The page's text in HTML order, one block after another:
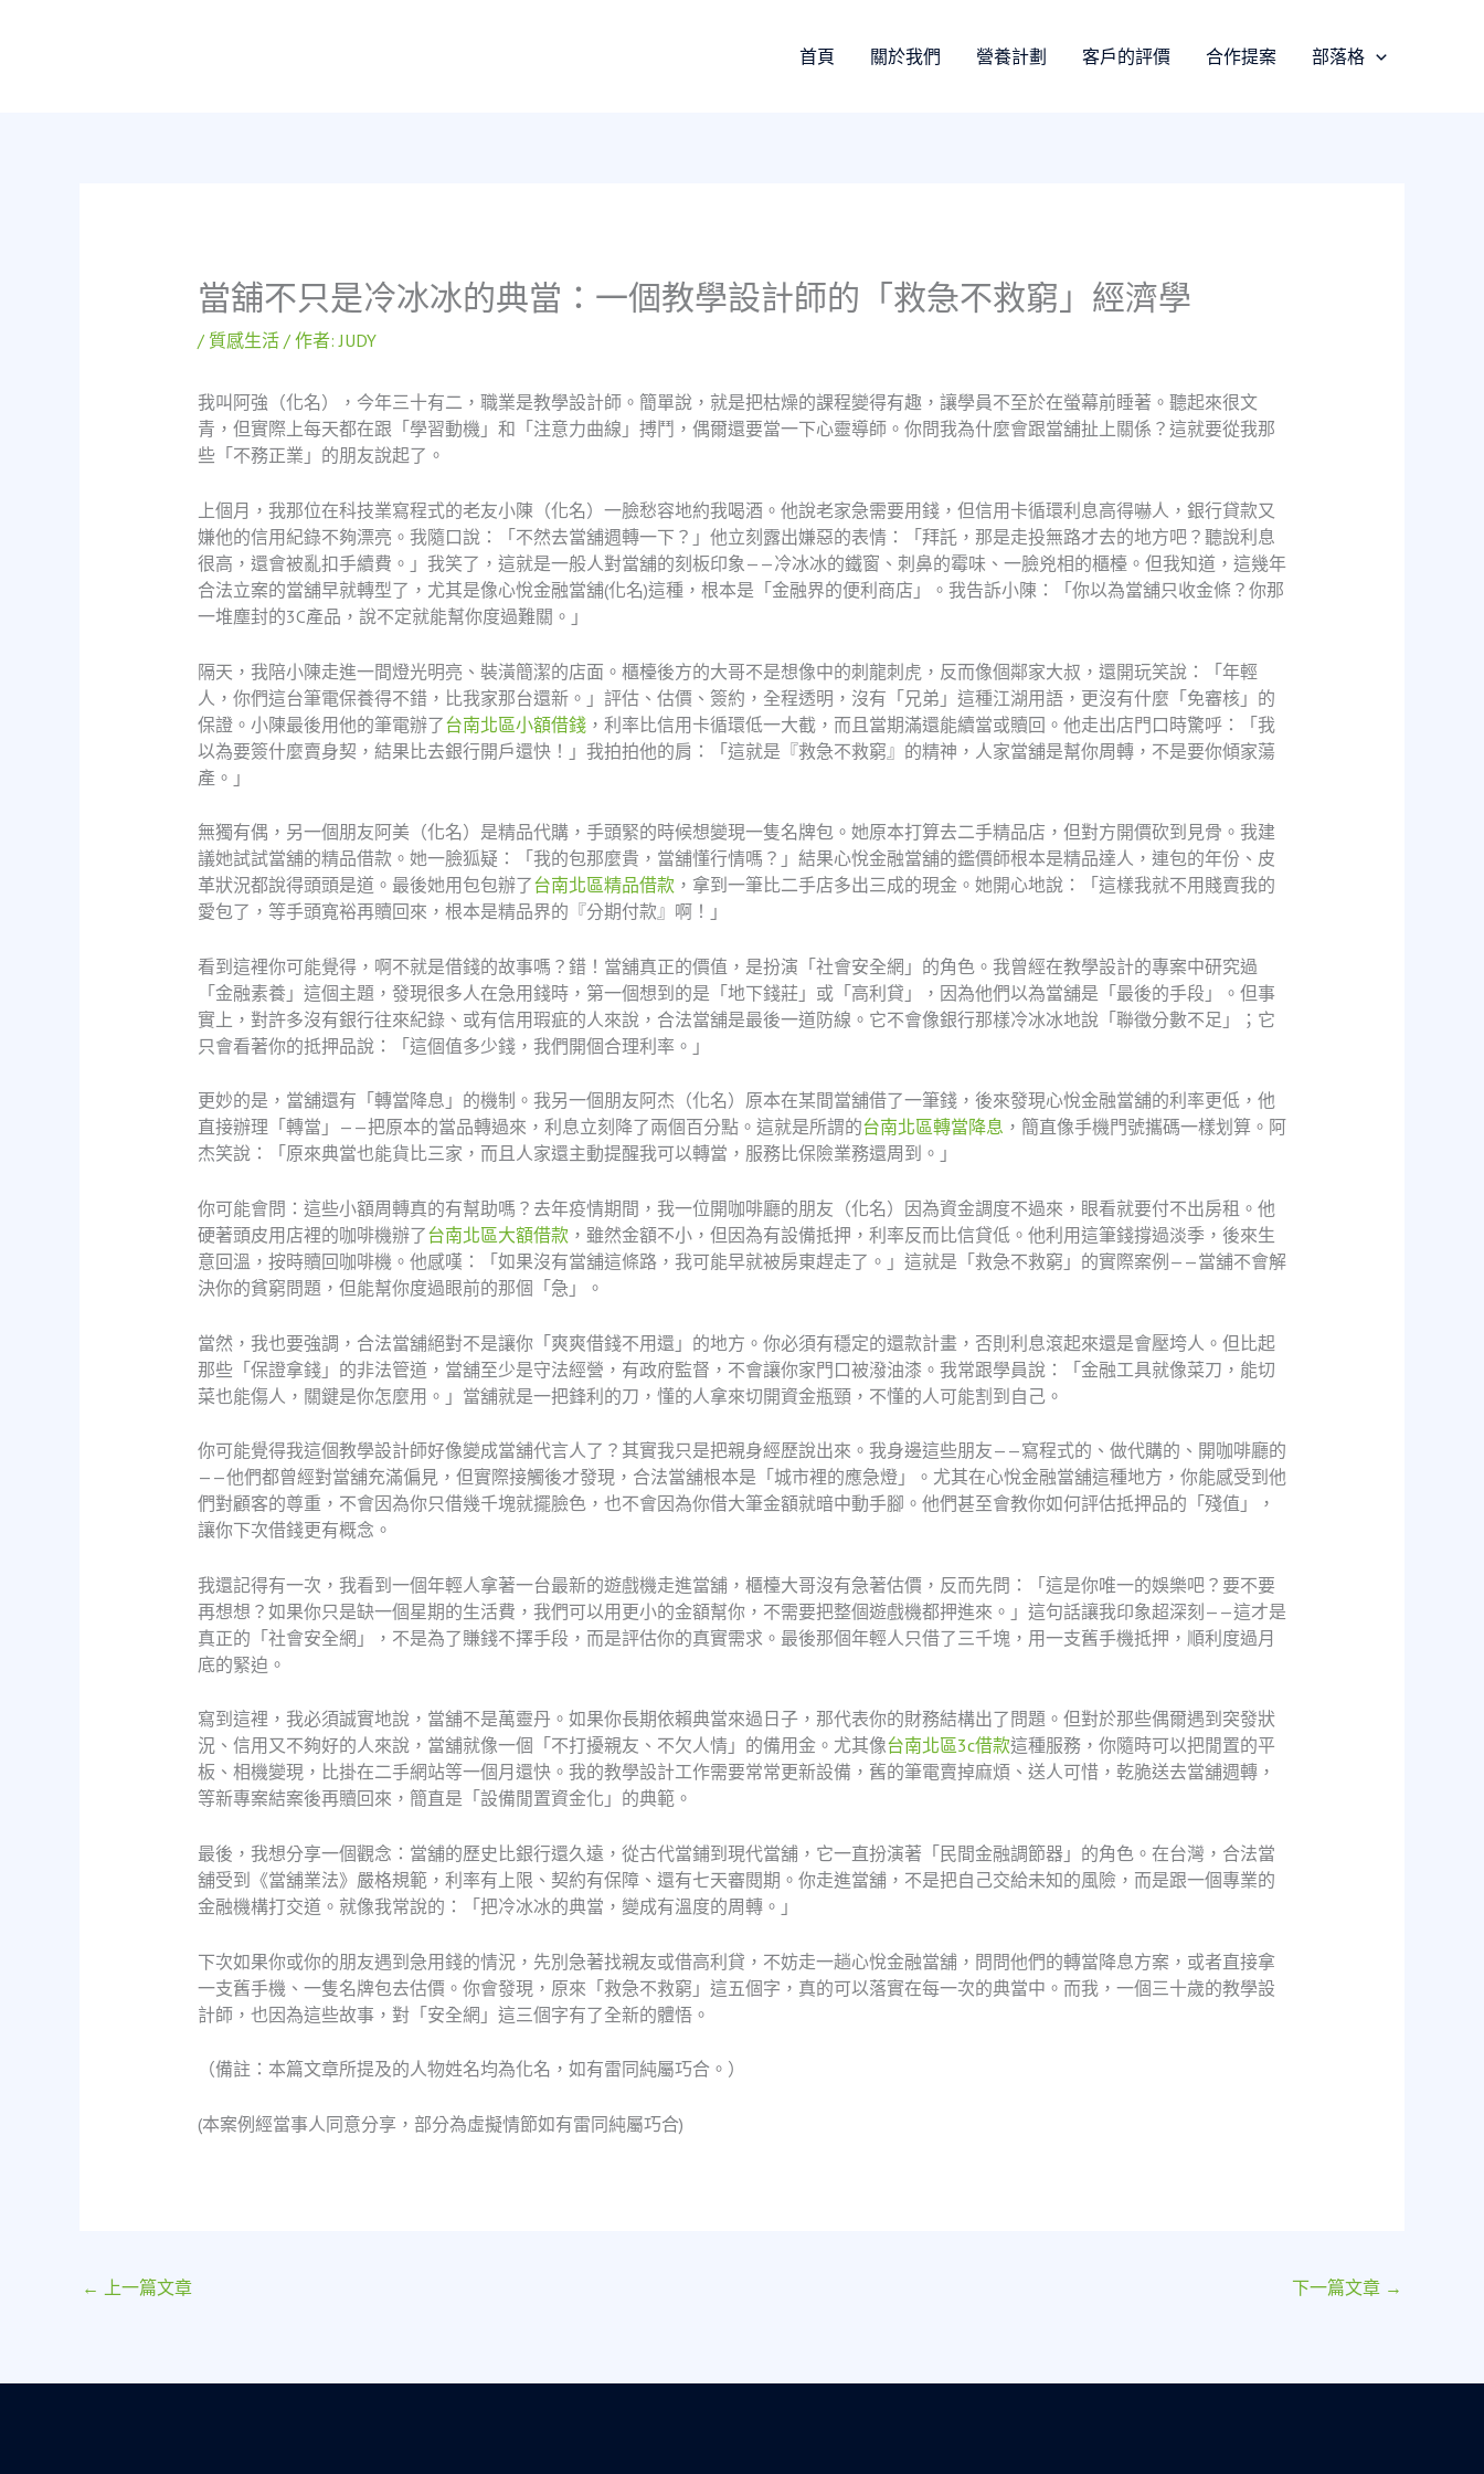
首頁 關於我們 營養計劃 客戶的評價 合作提案 部落格
當舖不只是冷冰冰的典當：一個教學設計師的「救急不救窮」經濟學
/ 質感生活/ 作者:JUDY
我叫阿強（化名），今年三十有二，職業是教學設計師。簡單說，就是把枯燥的課程變得有趣，讓學員不至於在螢幕前睡著。聽起來很文
青，但實際上每天都在跟「學習動機」和「注意力曲線」搏鬥，偶爾還要當一下心靈導師。你問我為什麼會跟當舖扯上關係？這就要從我那
些「不務正業」的朋友說起了。
上個月，我那位在科技業寫程式的老友小陳（化名）一臉愁容地約我喝酒。他說老家急需要用錢，但信用卡循環利息高得嚇人，銀行貸款又
嫌他的信用紀錄不夠漂亮。我隨口說：「不然去當舖週轉一下？」他立刻露出嫌惡的表情：「拜託，那是走投無路才去的地方吧？聽說利息
很高，還會被亂扣手續費。」我笑了，這就是一般人對當舖的刻板印象——冷冰冰的鐵窗、刺鼻的霉味、一臉兇相的櫃檯。但我知道，這幾年
合法立案的當舖早就轉型了，尤其是像心悅金融當舖(化名)這種，根本是「金融界的便利商店」。我告訴小陳：「你以為當舖只收金條？你那
一堆塵封的3C產品，說不定就能幫你度過難關。」
隔天，我陪小陳走進一間燈光明亮、裝潢簡潔的店面。櫃檯後方的大哥不是想像中的刺龍刺虎，反而像個鄰家大叔，還開玩笑說：「年輕
人，你們這台筆電保養得不錯，比我家那台還新。」評估、估價、簽約，全程透明，沒有「兄弟」這種江湖用語，更沒有什麼「免審核」的
保證。小陳最後用他的筆電辦了台南北區小額借錢，利率比信用卡循環低一大截，而且當期滿還能續當或贖回。他走出店門口時驚呼：「我
以為要簽什麼賣身契，結果比去銀行開戶還快！」我拍拍他的肩：「這就是『救急不救窮』的精神，人家當舖是幫你周轉，不是要你傾家蕩
產。」
無獨有偶，另一個朋友阿美（化名）是精品代購，手頭緊的時候想變現一隻名牌包。她原本打算去二手精品店，但對方開價砍到見骨。我建
議她試試當舖的精品借款。她一臉狐疑：「我的包那麼貴，當舖懂行情嗎？」結果心悅金融當舖的鑑價師根本是精品達人，連包的年份、皮
革狀況都說得頭頭是道。最後她用包包辦了台南北區精品借款，拿到一筆比二手店多出三成的現金。她開心地說：「這樣我就不用賤賣我的
愛包了，等手頭寬裕再贖回來，根本是精品界的『分期付款』啊！」
看到這裡你可能覺得，啊不就是借錢的故事嗎？錯！當舖真正的價值，是扮演「社會安全網」的角色。我曾經在教學設計的專案中研究過
「金融素養」這個主題，發現很多人在急用錢時，第一個想到的是「地下錢莊」或「高利貸」，因為他們以為當舖是「最後的手段」。但事
實上，對許多沒有銀行往來紀錄、或有信用瑕疵的人來說，合法當舖是最後一道防線。它不會像銀行那樣冷冰冰地說「聯徵分數不足」；它
只會看著你的抵押品說：「這個值多少錢，我們開個合理利率。」
更妙的是，當舖還有「轉當降息」的機制。我另一個朋友阿杰（化名）原本在某間當舖借了一筆錢，後來發現心悅金融當舖的利率更低，他
直接辦理「轉當」——把原本的當品轉過來，利息立刻降了兩個百分點。這就是所謂的台南北區轉當降息 ，簡直像手機門號攜碼一樣划算。阿
杰笑說：「原來典當也能貨比三家，而且人家還主動提醒我可以轉當，服務比保險業務還周到。」
你可能會問：這些小額周轉真的有幫助嗎？去年疫情期間，我一位開咖啡廳的朋友（化名）因為資金調度不過來，眼看就要付不出房租。他
硬著頭皮用店裡的咖啡機辦了台南北區大額借款，雖然金額不小，但因為有設備抵押，利率反而比信貸低。他利用這筆錢撐過淡季，後來生
意回溫，按時贖回咖啡機。他感嘆：「如果沒有當舖這條路，我可能早就被房東趕走了。」這就是「救急不救窮」的實際案例——當舖不會解
決你的貧窮問題，但能幫你度過眼前的那個「急」。
當然，我也要強調，合法當舖絕對不是讓你「爽爽借錢不用還」的地方。你必須有穩定的還款計畫，否則利息滾起來還是會壓垮人。但比起
那些「保證拿錢」的非法管道，當舖至少是守法經營，有政府監督，不會讓你家門口被潑油漆。我常跟學員說：「金融工具就像菜刀，能切
菜也能傷人，關鍵是你怎麼用。」當舖就是一把鋒利的刀，懂的人拿來切開資金瓶頸，不懂的人可能割到自己。
你可能覺得我這個教學設計師好像變成當舖代言人了？其實我只是把親身經歷說出來。我身邊這些朋友——寫程式的、做代購的、開咖啡廳的
——他們都曾經對當舖充滿偏見，但實際接觸後才發現，合法當舖根本是「城市裡的應急燈」。尤其在心悅金融當舖這種地方，你能感受到他
們對顧客的尊重，不會因為你只借幾千塊就擺臉色，也不會因為你借大筆金額就暗中動手腳。他們甚至會教你如何評估抵押品的「殘值」，
讓你下次借錢更有概念。
我還記得有一次，我看到一個年輕人拿著一台最新的遊戲機走進當舖，櫃檯大哥沒有急著估價，反而先問：「這是你唯一的娛樂吧？要不要
再想想？如果你只是缺一個星期的生活費，我們可以用更小的金額幫你，不需要把整個遊戲機都押進來。」這句話讓我印象超深刻——這才是
真正的「社會安全網」，不是為了賺錢不擇手段，而是評估你的真實需求。最後那個年輕人只借了三千塊，用一支舊手機抵押，順利度過月
底的緊迫。
寫到這裡，我必須誠實地說，當舖不是萬靈丹。如果你長期依賴典當來過日子，那代表你的財務結構出了問題。但對於那些偶爾遇到突發狀
況、信用又不夠好的人來說，當舖就像一個「不打擾親友、不欠人情」的備用金。尤其像台南北區3c借款這種服務，你隨時可以把閒置的平
板、相機變現，比掛在二手網站等一個月還快。我的教學設計工作需要常常更新設備，舊的筆電賣掉麻煩、送人可惜，乾脆送去當舖週轉，
等新專案結案後再贖回來，簡直是「設備閒置資金化」的典範。
最後，我想分享一個觀念：當舖的歷史比銀行還久遠，從古代當鋪到現代當舖，它一直扮演著「民間金融調節器」的角色。在台灣，合法當
舖受到《當舖業法》嚴格規範，利率有上限、契約有保障、還有七天審閱期。你走進當舖，不是把自己交給未知的風險，而是跟一個專業的
金融機構打交道。就像我常說的：「把冷冰冰的典當，變成有溫度的周轉。」
下次如果你或你的朋友遇到急用錢的情況，先別急著找親友或借高利貸，不妨走一趟心悅金融當舖，問問他們的轉當降息方案，或者直接拿
一支舊手機、一隻名牌包去估價。你會發現，原來「救急不救窮」這五個字，真的可以落實在每一次的典當中。而我，一個三十歲的教學設
計師，也因為這些故事，對「安全網」這三個字有了全新的體悟。
（備註：本篇文章所提及的人物姓名均為化名，如有雷同純屬巧合。）
(本案例經當事人同意分享，部分為虛擬情節如有雷同純屬巧合)
← 上一篇文章 下一篇文章 →